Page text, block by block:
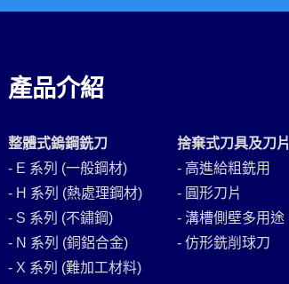
產品介紹
整體式鎢鋼銑刀
- E 系列 (一般鋼材)
- H 系列 (熱處理鋼材)
- S 系列 (不鏽鋼)
- N 系列 (銅鋁合金)
- X 系列 (難加工材料)
捨棄式刀具及刀片
- 高進給粗銑用
- 圓形刀片
- 溝槽側壁多用途
- 仿形銑削球刀